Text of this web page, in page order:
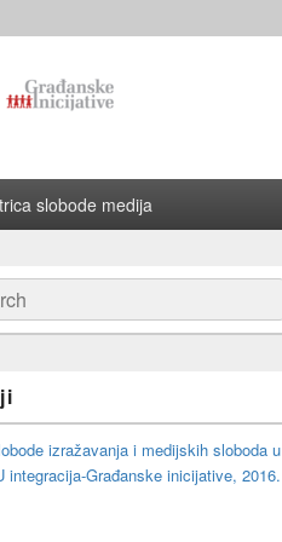
slobode medija
izražavanja i medijskih sloboda u
integracija-Građanske inicijative, 2016.